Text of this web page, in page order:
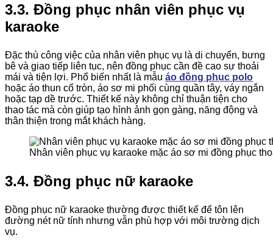
3.3. Đồng phục nhân viên phục vụ
karaoke
Đặc thù công việc của nhân viên phục vụ là di chuyển, bưng
bê và giao tiếp liên tục, nên đồng phục cần đề cao sự thoải
mái và tiện lợi. Phổ biến nhất là mẫu áo đồng phục polo
hoặc áo thun cổ tròn, áo sơ mi phối cùng quần tây, váy ngắn
hoặc tạp dề trước. Thiết kế này không chỉ thuận tiện cho
thao tác mà còn giúp tạo hình ảnh gọn gàng, năng động và
thân thiện trong mắt khách hàng.
Nhân viên phục vụ karaoke mặc áo sơ mi đồng phục
3.4. Đồng phục nữ karaoke
Đồng phục nữ karaoke thường được thiết kế để tôn lên
đường nét nữ tính nhưng vẫn phù hợp với môi trường dịch
vụ.